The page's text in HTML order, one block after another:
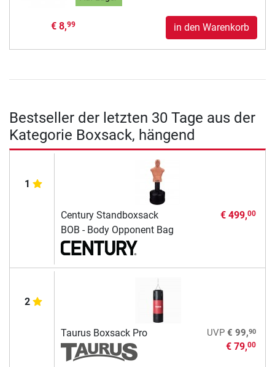
€ 8,99 in den Warenkorb
Bestseller der letzten 30 Tage aus der
Kategorie Boxsack, hängend
1
Century Standboxsack
BOB - Body Opponent Bag
€ 499,00
2
Taurus Boxsack Pro UVP € 99,90
€ 79,00